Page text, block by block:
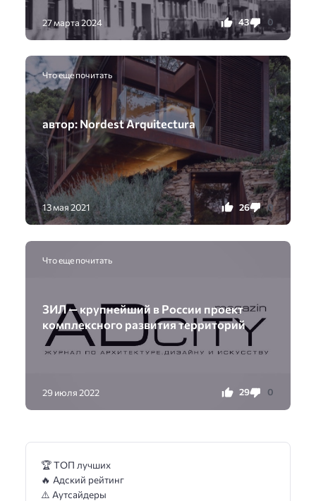
27 марта 2024 43 0
Что еще почитать
автор: Nordest Arquitectura
13 мая 2021 26 0
Что еще почитать
ЗИЛ — крупнейший в России проект
комплексного развития территорий
29 июля 2022 29 0
🏆 ТОП лучших
🔥 Адский рейтинг
⚠️ Аутсайдеры